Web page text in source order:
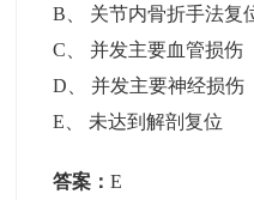
B
关节内骨折手法复
C 、并发主要血管损伤
D 、并发主要神经损伤
E
未达到解剖复位
答案：E